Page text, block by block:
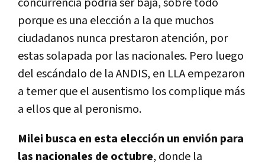
concurrencia podría ser baja, sobre todo
porque es una elección a la que muchos
ciudadanos nunca prestaron atención, por
estas solapada por las nacionales. Pero luego
del escándalo de la ANDIS, en LLA empezaron
a temer que el ausentismo los complique más
a ellos que al peronismo.
Milei busca en esta elección un envión para
las nacionales de octubre, donde la